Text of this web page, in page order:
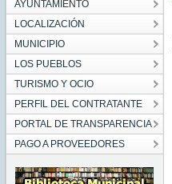
AYUNTAMIENTO
LOCALIZACIÓN
MUNICIPIO
LOS PUEBLOS
TURISMO Y OCIO
PERFIL DEL CONTRATANTE
PORTAL DE TRANSPARENCIA
PAGO A PROVEEDORES